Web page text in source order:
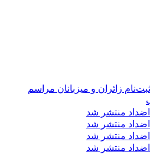
زائران و میزبانان مراسم
منتشر شد
منتشر شد
منتشر شد
منتشر شد